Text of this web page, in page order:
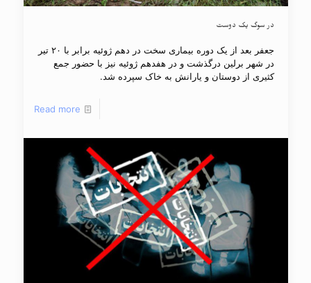
در سوگ یک دوست
جعفر بعد از یک دوره بیماری سخت در دهم ژوئیه برابر با ۲۰ تیر
در شهر برلین درگذشت و در هفدهم ژوئیه نیز با حضور جمع
کثیری از دوستان و یارانش به خاک سپرده شد.
Read more